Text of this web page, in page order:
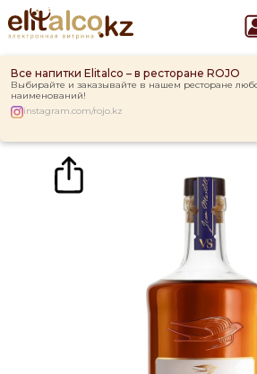
Все напитки Elitalco – в ресторане ROJO
Выбирайте и заказывайте в нашем ресторане
наименований!
instagram.com/rojo.kz
Рекомендуем
Пиво Guinness Draught 4,2% Can
Ром Captain Morgan White 37,5%
Джин Gordon`s London Dry Gin 37,5%
Водка Smirnoff Red Vodka 37,5%
Виски Talisker 10 YO Malt 45,8% in Box
Каталог Коньяк Martell V.S. 40% (0,5L)